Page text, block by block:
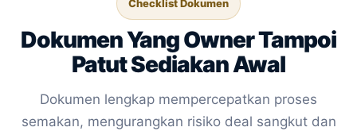
Checklist Dokumen
Dokumen Yang Owner Tampoi
Patut Sediakan Awal
Dokumen lengkap mempercepatkan proses
semakan, mengurangkan risiko deal sangkut dan